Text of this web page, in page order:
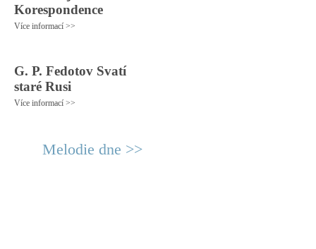
Korespondence
Více informací >>
G. P. Fedotov Svatí
staré Rusi
Více informací >>
Melodie dne >>